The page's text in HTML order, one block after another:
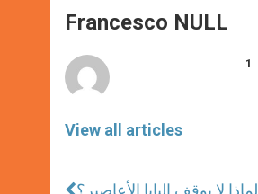
p
p
g
e
o
k
r
Francesco NULL
View all articles
1
لماذا لا يوقف البابا الأعاصير؟